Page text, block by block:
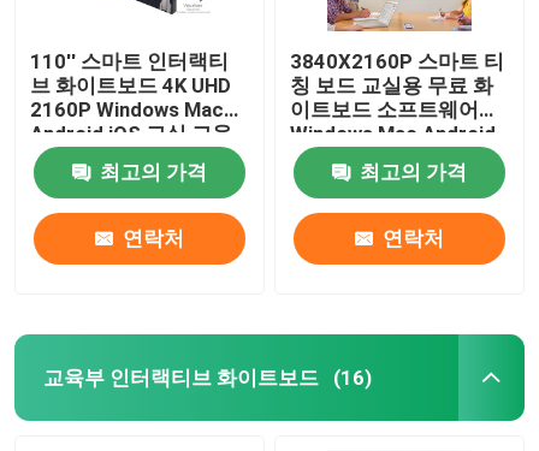
110'' 스마트 인터랙티
브 화이트보드 4K UHD
2160P Windows Mac
Android iOS 교실 교육
온라인 보드 컨퍼런스
최고의 가격
연락처
3840X2160P 스마트 티
칭 보드 교실용 무료 화
이트보드 소프트웨어
Windows Mac Android
iOS
최고의 가격
연락처
교육부 인터랙티브 화이트보드 (16)